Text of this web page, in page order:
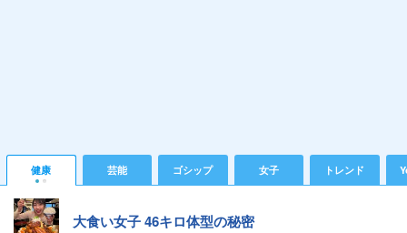
健康 芸能 ゴシップ 女子 トレンド
大食い女子 46キロ体型の秘密